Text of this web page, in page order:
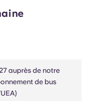
auprès de notre
de bus